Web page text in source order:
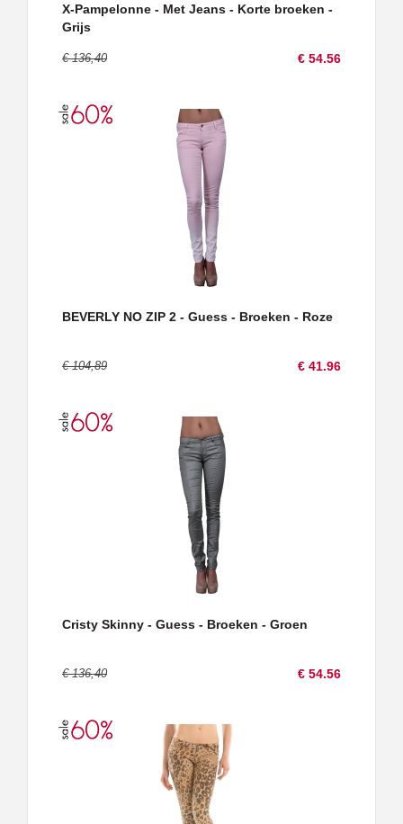
X-Pampelonne - Met Jeans - Korte broeken -
Grijs
€ 136,40 € 54.56
BEVERLY NO ZIP 2 - Guess - Broeken - Roze
€ 104,89 € 41.96
Cristy Skinny - Guess - Broeken - Groen
€ 136,40 € 54.56